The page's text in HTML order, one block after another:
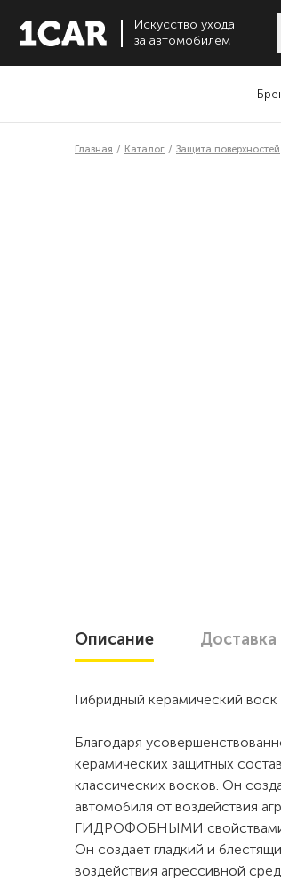
Искусство ухода
за автомобилем
Главная Каталог Защита поверхностей
Описание Доставка
Гибридный керамический
Благодаря
керамических защитных
классических восков. Он
автомобиля от воздействия
ГИДРОФОБНЫМИ
Он создает гладкий и
воздействия агрессивной